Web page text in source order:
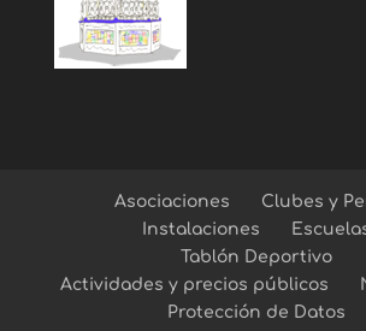
Asociaciones
Clubes y
Instalaciones
Tablón Deportivo
Actividades y precios públicos
Protección de Datos